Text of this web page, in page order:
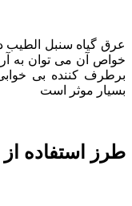
عرق گیاه سنبل الطیب
خواص آن می توان به
برطرف کننده بی
بسیار موثر است
طرز استفاده